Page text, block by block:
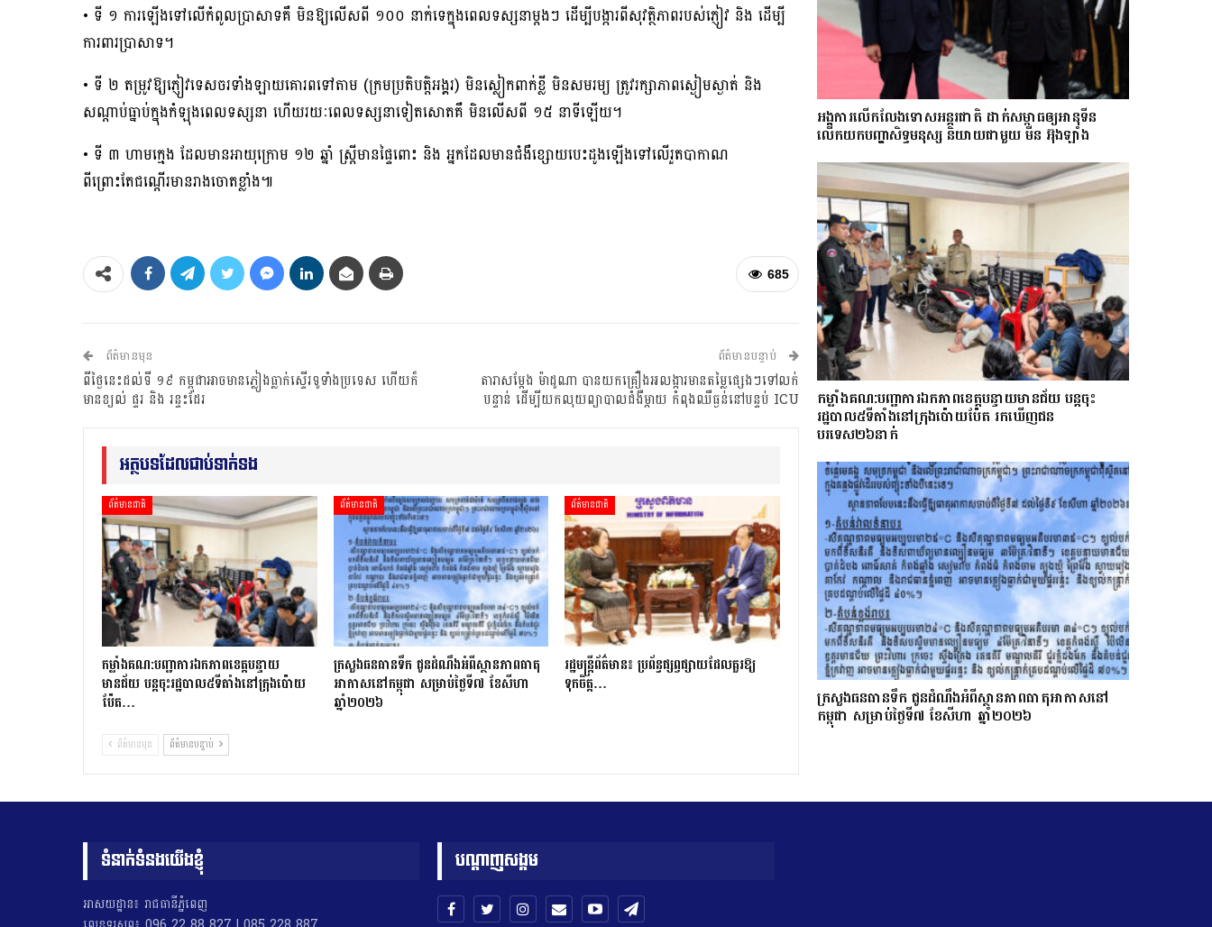
• ទី ១ ការឡើងទៅលើកំពូលប្រាសាទគឺ មិនឱ្យលើសពី ១០០ នាក់ទេក្នុងពេលទស្សនាម្ដងៗ ដើម្បីបង្ការពីសុវត្ថិភាពរបស់ភ្ញៀវ និង ដើម្បី
ការពារប្រាសាទ។
• ទី ២ តម្រូវឱ្យភ្ញៀវទេសចរទាំងឡាយគោរពទៅតាម (ក្រមប្រតិបត្តិអង្គរ) មិនស្លៀកពាក់ខ្លី មិនសមរម្យ ត្រូវរក្សាភាពស្ងៀមស្ងាត់ និង
សណ្តាប់ធ្នាប់ក្នុងកំឡុងពេលទស្សនា ហើយរយៈពេលទស្សនាទៀតសោតគឺ មិនលើសពី ១៥ នាទីឡើយ។
• ទី ៣ ហាមក្មេង ដែលមានអាយុក្រោម ១២ ឆ្នាំ ស្រ្តីមានផ្ទៃពោះ និង អ្នកដែលមានជំងឺខ្សោយបេះដូងឡើងទៅលើរួតបាកាណ
ពីព្រោះតែជណ្ដើរមានរាងចោតខ្លាំង៕
685
ព័ត៌មានមុន
ពីថ្ងៃនេះដល់ទី ១៩ កម្ពុជាអាចមានភ្លៀងធ្លាក់ស្ទើរទូទាំងប្រទេស ហើយក៏
មានខ្យល់ ផ្ទរ និង រន្ទះដែរ
ព័ត៌មានបន្ទាប់
តារាសម្ដែង ម៉ាដូណា បានយកគ្រឿងអលង្ការមានតម្លៃផ្សេងៗទៅលក់
បន្ទាន់ ដើម្បីយកលុយព្យាបាលជំងឺម្ដាយ កំពុងឈឺធ្ងន់នៅបន្ទប់ ICU
អត្ថបទដែលជាប់ទាក់ទង
ព័ត៌មានជាតិ
កម្លាំងគណ:បញ្ជាការឯកភាពខេត្តបន្ទាយ
មានជ័យ បន្តចុះរដ្ឋបាល៥ទីតាំងនៅក្រុងប៉ោយ
ប៉ែត…
ព័ត៌មានជាតិ
ក្រសួងធនធានទឹក ជូនដំណឹងអំពីស្ថានភាពធាតុ
អាកាសនៅកម្ពុជា សម្រាប់ថ្ងៃទី៧ ខែសីហា
ឆ្នាំ២០២៦
ព័ត៌មានជាតិ
រដ្ឋមន្ត្រីព័ត៌មាន៖ ប្រព័ន្ធផ្សព្វផ្សាយដែលគួរឱ្យ
ទុកចិត្ត…
ព័ត៌មានមុន ព័ត៌មានបន្ទាប់
អង្គការលើកលែងទោសអន្តរជាតិ ដាក់សម្ពាធឲ្យអានុទីន
លើកយកបញ្ហាសិទ្ធមនុស្ស និយាយជាមួយ មីន អ៊ុងឡាំង
កម្លាំងគណ:បញ្ជាការឯកភាពខេត្តបន្ទាយមានជ័យ បន្តចុះ
រដ្ឋបាល៥ទីតាំងនៅក្រុងប៉ោយប៉ែត រកឃើញជន
បរទេស២៦នាក់
ក្រសួងធនធានទឹក ជូនដំណឹងអំពីស្ថានភាពធាតុអាកាសនៅ
កម្ពុជា សម្រាប់ថ្ងៃទី៧ ខែសីហា ឆ្នាំ២០២៦
ទំនាក់ទំនងយើងខ្ញុំ
អាសយដ្ឋាន៖ រាជធានីភ្នំពេញ
បណ្តាញសង្គម